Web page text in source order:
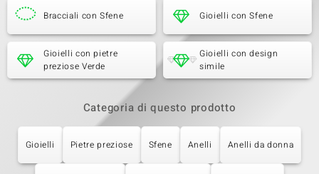
Bracciali con Sfene Gioielli con Sfene
Gioielli con pietre
preziose Verde
Gioielli con design
simile
Categoria di questo prodotto
Gioielli Pietre preziose Sfene Anelli Anelli da donna